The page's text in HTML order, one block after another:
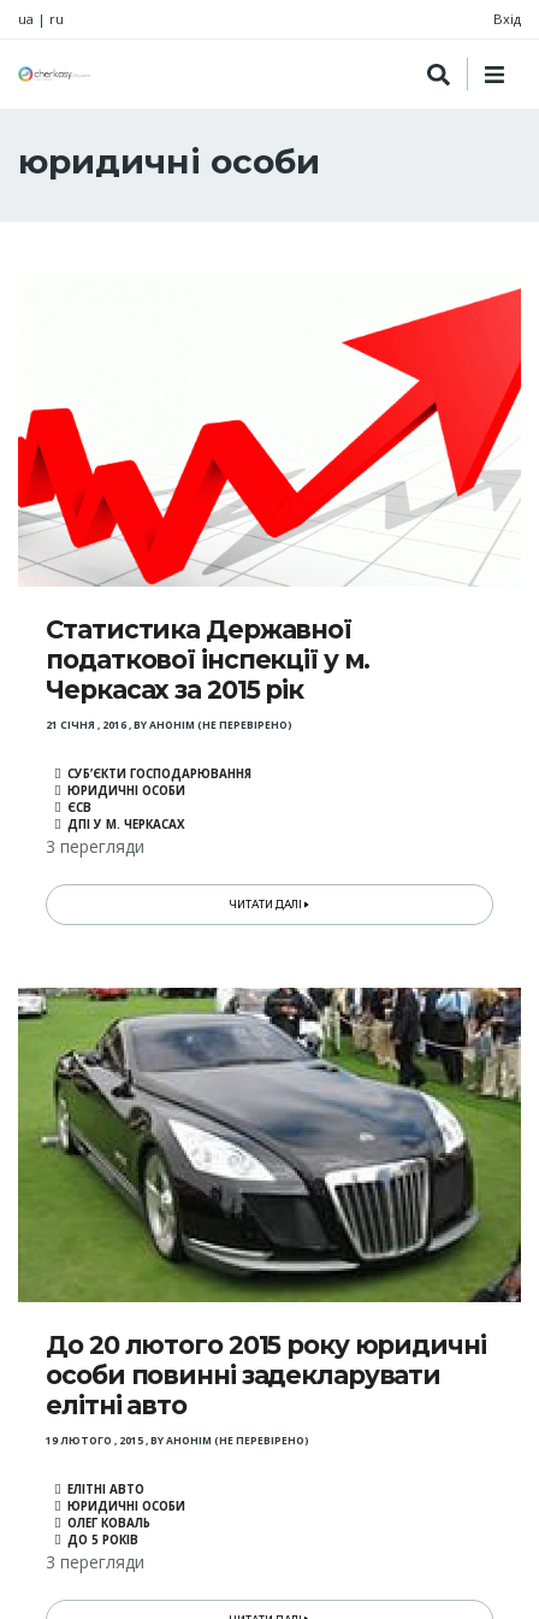
ua | ru Вхід
юридичні особи
Статистика Державної
податкової інспекції у м.
Черкасах за 2015 рік
21 СІЧНЯ , 2016,BYАНОНІМ (НЕ ПЕРЕВІРЕНО)
СУБ’ЄКТИ ГОСПОДАРЮВАННЯ
ЮРИДИЧНІ ОСОБИ
ЄСВ
ДПІ У М. ЧЕРКАСАХ
3 перегляди
ЧИТАТИ ДАЛІ
До 20 лютого 2015 року юридичні
особи повинні задекларувати
елітні авто
19 ЛЮТОГО , 2015,BYАНОНІМ (НЕ ПЕРЕВІРЕНО)
ЕЛІТНІ АВТО
ЮРИДИЧНІ ОСОБИ
ОЛЕГ КОВАЛЬ
ДО 5 РОКІВ
3 перегляди